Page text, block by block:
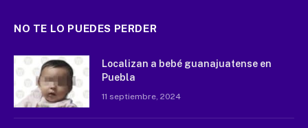
NO TE LO PUEDES PERDER
Localizan a bebé guanajuatense en
Puebla
11 septiembre, 2024